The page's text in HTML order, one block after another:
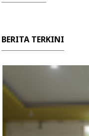
BERITA TERKINI